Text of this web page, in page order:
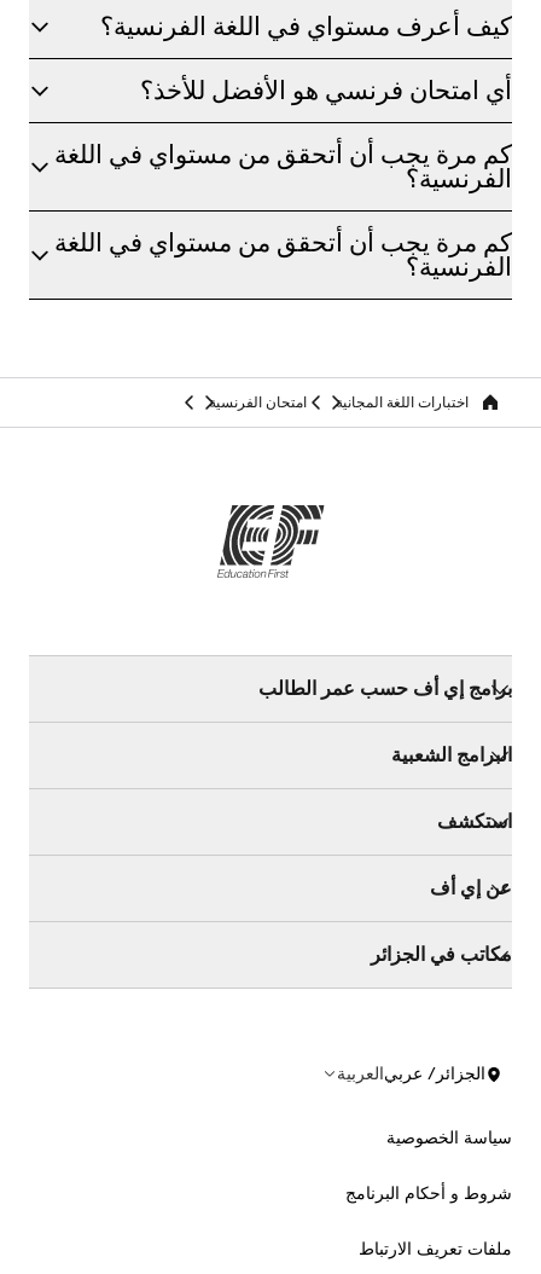
كيف أعرف مستواي في اللغة الفرنسية؟
أي امتحان فرنسي هو الأفضل للأخذ؟
كم مرة يجب أن أتحقق من مستواي في اللغة
الفرنسية؟
كم مرة يجب أن أتحقق من مستواي في اللغة
الفرنسية؟
Homeاختبارات اللغة المجانية امتحان الفرنسية
برامج إي أف حسب عمر الطالب
البرامج الشعبية
استكشف
عن إي أف
مكاتب في الجزائر
الجزائر/ عربيالعربية
سياسة الخصوصية
شروط و أحكام البرنامج
ملفات تعريف الارتباط